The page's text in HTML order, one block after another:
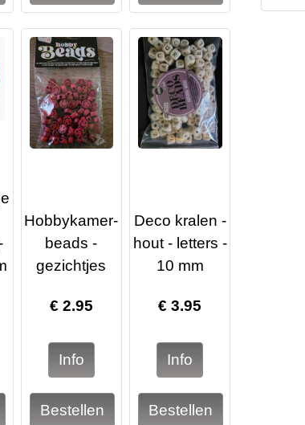
Hobbykamer-
beads -
gezichtjes
€ 2.95
Deco kralen -
hout - letters -
10 mm
€3.95